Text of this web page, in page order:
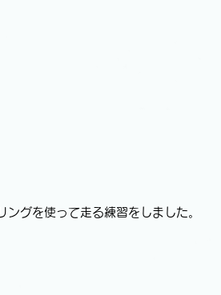
グを使って走る練習をしました。